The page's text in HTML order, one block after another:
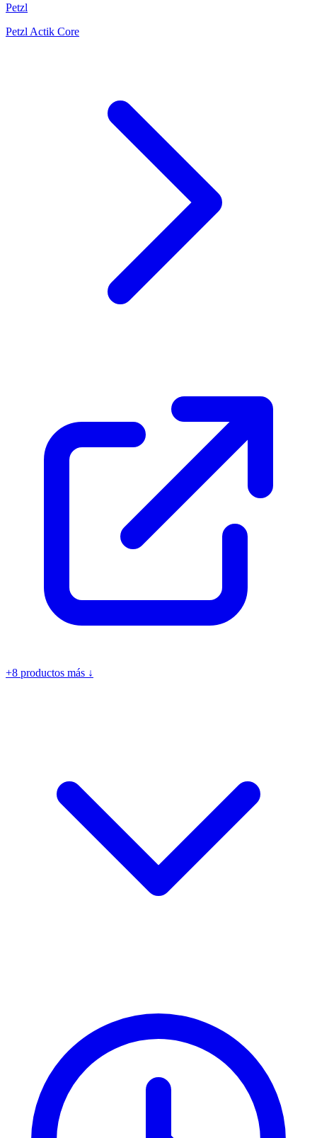
Petzl
Petzl Actik Core
+8 productos más ↓